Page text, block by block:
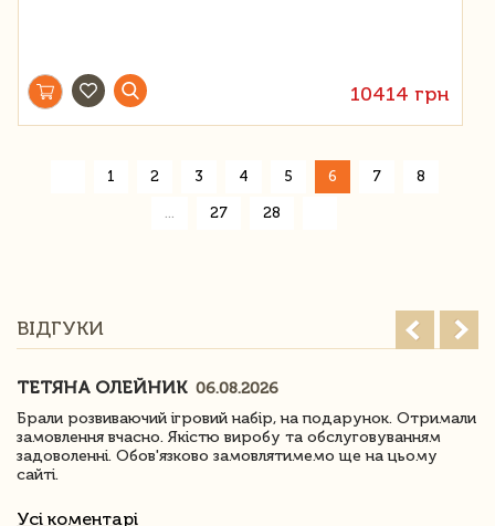
10414 грн
1 2 3 4 5 6 7 8
27 28
ВІДГУКИ
ТЕТЯНА ОЛЕЙНИК 06.08.2026
Брали розвиваючий ігровий набір, на подарунок. Отримали
замовлення вчасно. Якістю виробу та обслуговуванням
задоволенні. Обов'язково замовлятимемо ще на цьому
сайті.
Усі коментарі